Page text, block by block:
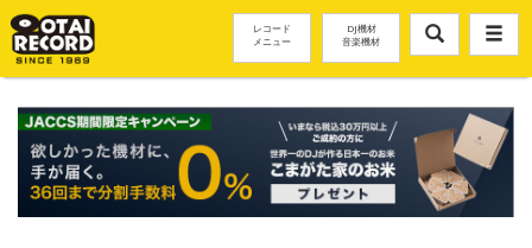
レコード
メニュー
DJ機材
音楽機材